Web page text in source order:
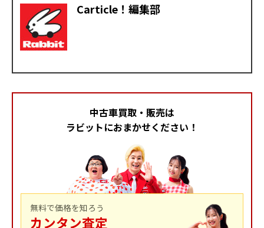
Carticle！編集部
中古車買取・販売は
ラビットにおまかせください！
無料で価格を知ろう
カンタン査定